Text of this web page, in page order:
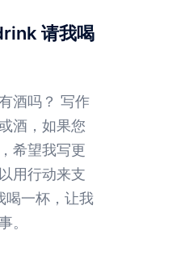
请我喝
酒吗？ 写作
酒，如果您
希望我写更
用行动来支
一杯，让我
。